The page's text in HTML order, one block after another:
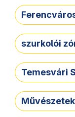
szurkolói
Temesvári